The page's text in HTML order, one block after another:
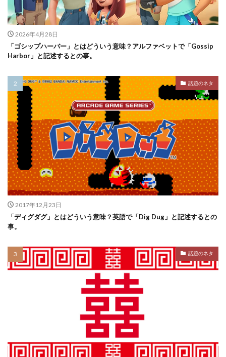
2026年4月28日
「ゴシップハーバー」とはどういう意味？アルファベットで「Gossip
Harbor」と記述するとの事。
話題のネタ
2017年12月23日
「ディグダグ」とはどういう意味？英語で「Dig Dug」と記述するとの
事。
話題のネタ